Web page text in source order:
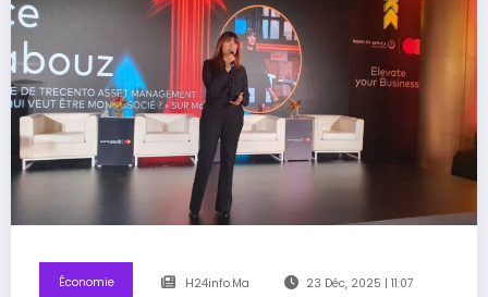
Économie H24info.ma 23 Déc, 2025 | 11:07